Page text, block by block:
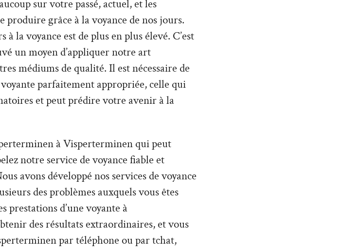
sur votre passé, actuel, et les
grâce à la voyance de nos jours.
la voyance est de plus en plus élevé. C’est
un moyen d’appliquer notre art
médiums de qualité. Il est nécessaire de
parfaitement appropriée, celle qui
et peut prédire votre avenir à la
à Visperterminen qui peut
notre service de voyance fiable et
avons développé nos services de voyance
des problèmes auxquels vous êtes
prestations d’une voyante à
des résultats extraordinaires, et vous
par téléphone ou par tchat,